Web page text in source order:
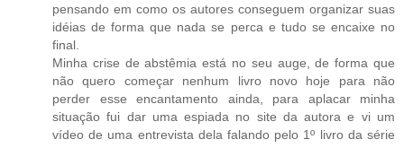
pensando em como os autores conseguem organizar suas
idéias de forma que nada se perca e tudo se encaixe no
final.
Minha crise de abstêmia está no seu auge, de forma que
não quero começar nenhum livro novo hoje para não
perder esse encantamento ainda, para aplacar minha
situação fui dar uma espiada no site da autora e vi um
vídeo de uma entrevista dela falando pelo 1º livro da série